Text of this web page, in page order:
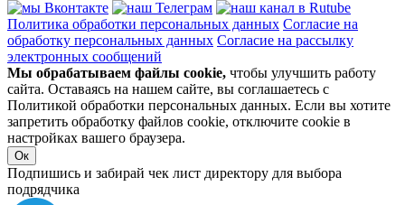
Политика обработки персональных данных Согласие на
обработку персональных данных Согласие на рассылку
электронных сообщений
Мы обрабатываем файлы cookie, чтобы улучшить работу
сайта. Оставаясь на нашем сайте, вы соглашаетесь с
Политикой обработки персональных данных. Если вы хотите
запретить обработку файлов cookie, отключите cookie в
настройках вашего браузера.
Ок
Подпишись и забирай чек лист директору для выбора
подрядчика